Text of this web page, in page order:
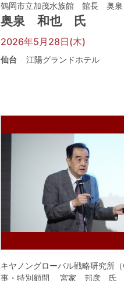
鶴岡市立加茂水族館 館長 奥
奥泉 和也 氏
2026年5月28日(木)
仙台 江陽グランドホテル
キヤノングローバル戦略研究所
事・特別顧問 宮家 邦彦 氏